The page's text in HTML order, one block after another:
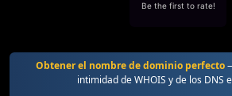
Be the first to rate!
Obtener el nombre de dominio perfecto
intimidad de WHOIS y de los DNS